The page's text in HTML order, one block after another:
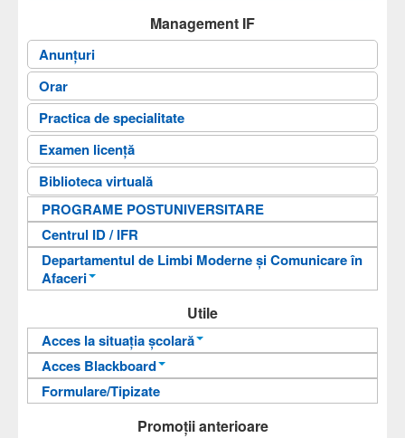
Documente
Admitere
Cercetare
Contact
Căutare
Arhiva
Antreprenoriat digital
Management IF
Anunțuri
Orar
Practica de specialitate
Examen licență
Biblioteca virtuală
PROGRAME POSTUNIVERSITARE
Centrul ID / IFR
Departamentul de Limbi Moderne și Comunicare în
Afaceri
An pregătitor pentru învățarea limbii române
Departamentul de Limbi Moderne și
Comunicare în Afaceri
Utile
Acces la situația școlară
Informații pentru acces
Autentificare
Acces Blackboard
Informații pentru acces
Formulare/Tipizate
Promoții anterioare